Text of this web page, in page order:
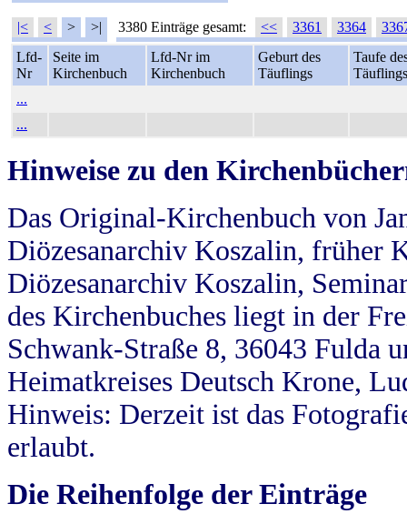
|< < > >| 3380 Einträge gesamt: << 3361 3364
Lfd-
Nr
Seite im
Kirchenbuch
Lfd-Nr im
Kirchenbuch
Geburt des
Täuflings
Taufe
Täuflings
...
...
Hinweise zu den
Das Original-Kirchenbuch von
Diözesanarchiv Koszalin, früher
Diözesanarchiv Koszalin,
des Kirchenbuches liegt in der
Schwank-Straße 8, 36043 Fulda
Heimatkreises Deutsch Krone,
Hinweis: Derzeit ist das
erlaubt.
Die Reihenfolge der Einträge